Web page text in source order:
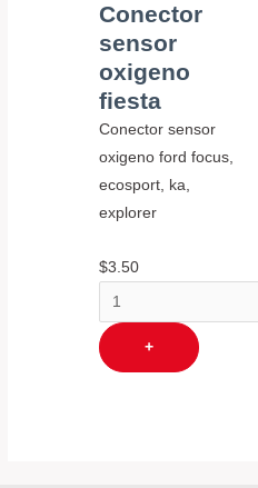
Conector
sensor
oxigeno
fiesta
Conector sensor
oxigeno ford focus,
ecosport, ka,
explorer
$3.50
+